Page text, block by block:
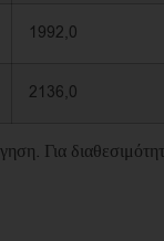
1992,0
2136,0
Για